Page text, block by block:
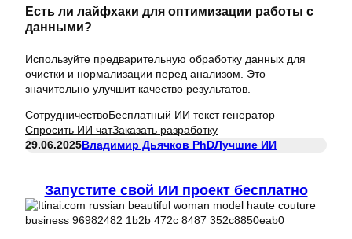
Есть ли лайфхаки для оптимизации работы с
данными?
Используйте предварительную обработку данных для
очистки и нормализации перед анализом. Это
значительно улучшит качество результатов.
СотрудничествоБесплатный ИИ текст генератор
Спросить ИИ чатЗаказать разработку
29.06.2025Владимир Дьячков PhDЛучшие ИИ
Запустите свой ИИ проект бесплатно